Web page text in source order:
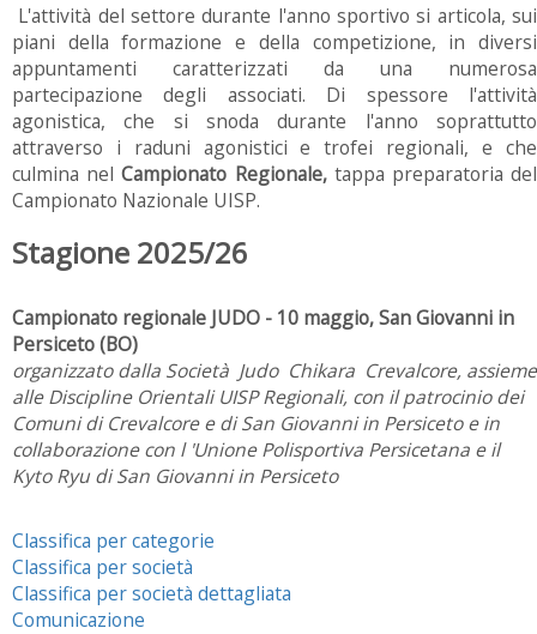
L'attività del settore durante l'anno sportivo si articola, sui
piani della formazione e della competizione, in diversi
appuntamenti caratterizzati da una numerosa
partecipazione degli associati. Di spessore l'attività
agonistica, che si snoda durante l'anno soprattutto
attraverso i raduni agonistici e trofei regionali, e che
culmina nelCampionato Regionale, tappa preparatoria del
Campionato Nazionale UISP.
Stagione 2025/26
Campionato regionale JUDO - 10 maggio, San Giovanni in
Persiceto (BO)
organizzato dalla Società Judo Chikara Crevalcore, assieme
alle Discipline Orientali UISP Regionali, con il patrocinio dei
Comuni di Crevalcore e di San Giovanni in Persiceto e in
collaborazione con l 'Unione Polisportiva Persicetana e il
Kyto Ryu di San Giovanni in Persiceto
Classifica per categorie
Classifica per società
Classifica per società dettagliata
Comunicazione